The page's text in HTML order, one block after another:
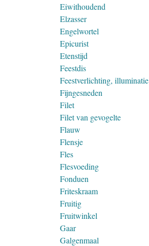
Eiwithoudend
Elzasser
Engelwortel
Epicurist
Etenstijd
Feestdis
Feestverlichting, illuminatie
Fijngesneden
Filet
Filet van gevogelte
Flauw
Flensje
Fles
Flesvoeding
Fonduen
Friteskraam
Fruitig
Fruitwinkel
Gaar
Galgenmaal